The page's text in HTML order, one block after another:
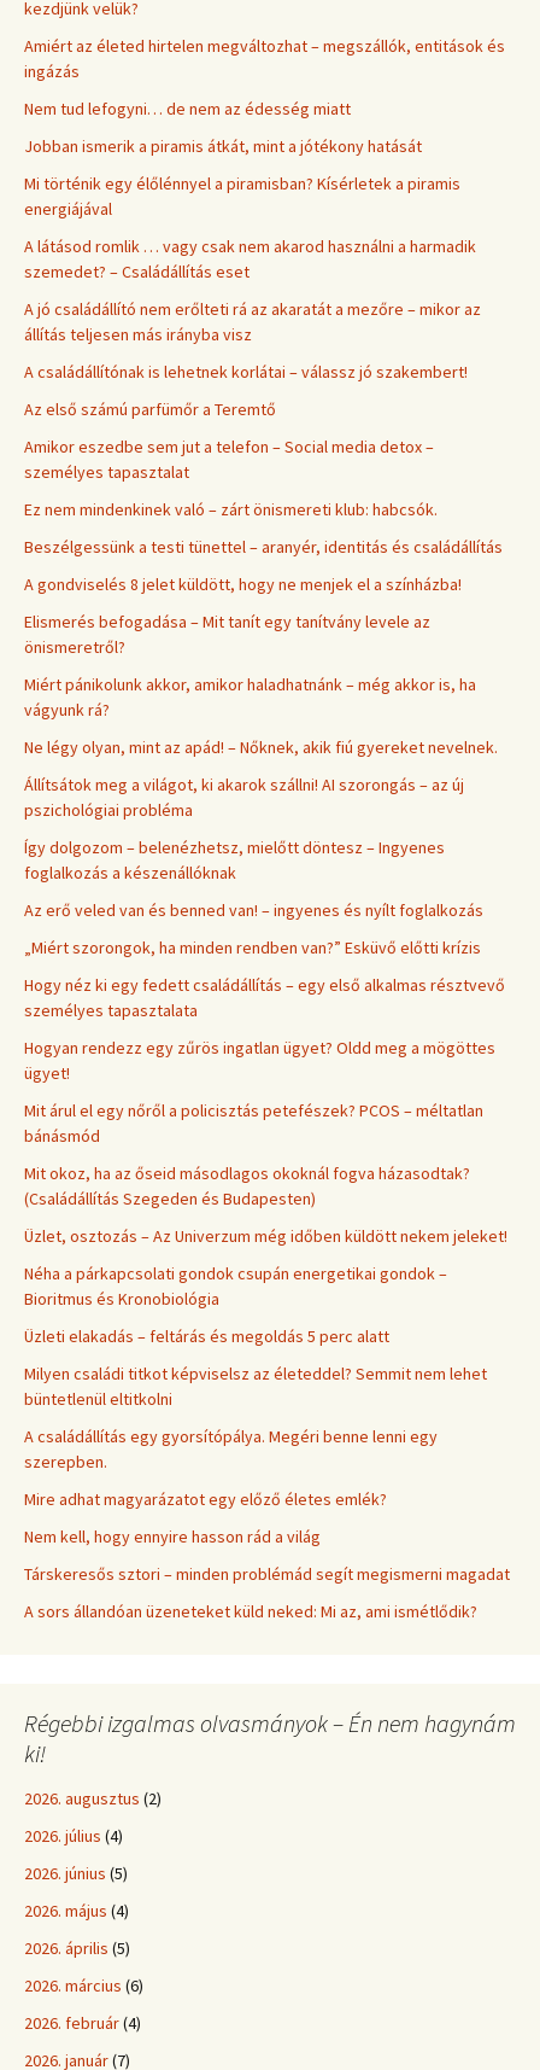
kezdjünk velük?
Amiért az életed hirtelen megváltozhat – megszállók, entitások és
ingázás
Nem tud lefogyni… de nem az édesség miatt
Jobban ismerik a piramis átkát, mint a jótékony hatását
Mi történik egy élőlénnyel a piramisban? Kísérletek a piramis
energiájával
A látásod romlik … vagy csak nem akarod használni a harmadik
szemedet? – Családállítás eset
A jó családállító nem erőlteti rá az akaratát a mezőre – mikor az
állítás teljesen más irányba visz
A családállítónak is lehetnek korlátai – válassz jó szakembert!
Az első számú parfümőr a Teremtő
Amikor eszedbe sem jut a telefon – Social media detox –
személyes tapasztalat
Ez nem mindenkinek való – zárt önismereti klub: habcsók.
Beszélgessünk a testi tünettel – aranyér, identitás és családállítás
A gondviselés 8 jelet küldött, hogy ne menjek el a színházba!
Elismerés befogadása – Mit tanít egy tanítvány levele az
önismeretről?
Miért pánikolunk akkor, amikor haladhatnánk – még akkor is, ha
vágyunk rá?
Ne légy olyan, mint az apád! – Nőknek, akik fiú gyereket nevelnek.
Állítsátok meg a világot, ki akarok szállni! AI szorongás – az új
pszichológiai probléma
Így dolgozom – belenézhetsz, mielőtt döntesz – Ingyenes
foglalkozás a készenállóknak
Az erő veled van és benned van! – ingyenes és nyílt foglalkozás
„Miért szorongok, ha minden rendben van?” Esküvő előtti krízis
Hogy néz ki egy fedett családállítás – egy első alkalmas résztvevő
személyes tapasztalata
Hogyan rendezz egy zűrös ingatlan ügyet? Oldd meg a mögöttes
ügyet!
Mit árul el egy nőről a policisztás petefészek? PCOS – méltatlan
bánásmód
Mit okoz, ha az őseid másodlagos okoknál fogva házasodtak?
(Családállítás Szegeden és Budapesten)
Üzlet, osztozás – Az Univerzum még időben küldött nekem jeleket!
Néha a párkapcsolati gondok csupán energetikai gondok –
Bioritmus és Kronobiológia
Üzleti elakadás – feltárás és megoldás 5 perc alatt
Milyen családi titkot képviselsz az életeddel? Semmit nem lehet
büntetlenül eltitkolni
A családállítás egy gyorsítópálya. Megéri benne lenni egy
szerepben.
Mire adhat magyarázatot egy előző életes emlék?
Nem kell, hogy ennyire hasson rád a világ
Társkeresős sztori – minden problémád segít megismerni magadat
A sors állandóan üzeneteket küld neked: Mi az, ami ismétlődik?
Régebbi izgalmas olvasmányok – Én nem hagynám
ki!
2026. augusztus (2)
2026. július (4)
2026. június (5)
2026. május (4)
2026. április (5)
2026. március (6)
2026. február(4)
2026. január(7)